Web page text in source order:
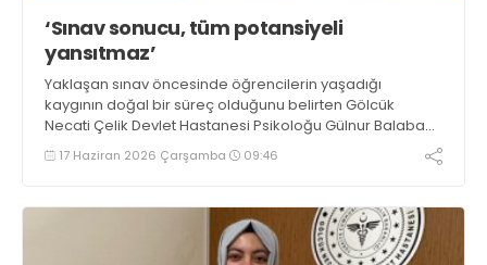
‘Sınav sonucu, tüm potansiyeli
yansıtmaz’
Yaklaşan sınav öncesinde öğrencilerin yaşadığı
kaygının doğal bir süreç olduğunu belirten Gölcük
Necati Çelik Devlet Hastanesi Psikoloğu Gülnur Balaban,
“Bir sınav sonucu, kişinin tüm potansiyelini ve değerini
yansıtmaz” dedi
17 Haziran 2026 Çarşamba 09:46